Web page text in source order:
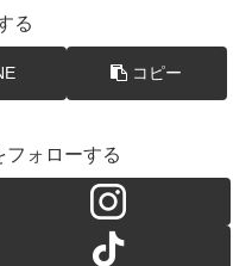
る
コピー
フォローする